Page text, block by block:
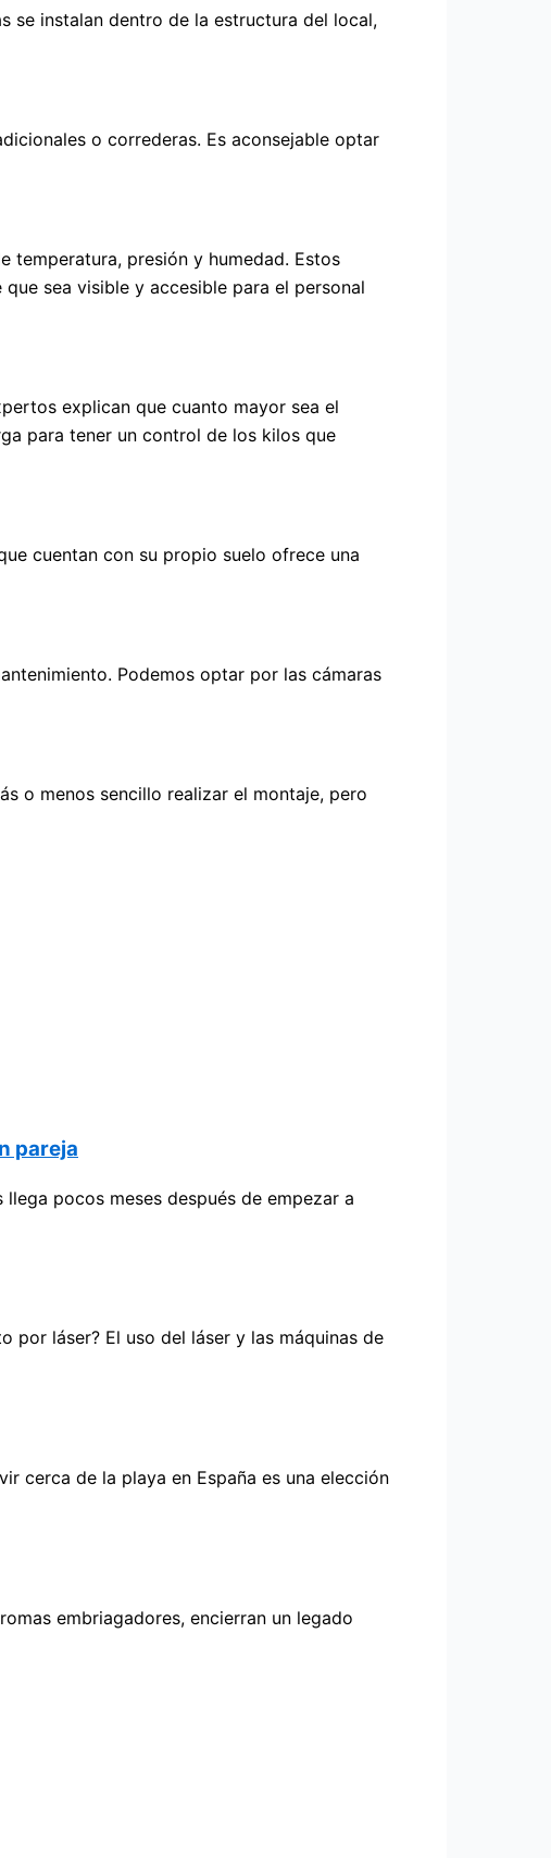
se instalan dentro de la estructura del local,
o correderas. Es aconsejable optar
temperatura, presión y humedad. Estos
sea visible y accesible para el personal
explican que cuanto mayor sea el
para tener un control de los kilos que
cuentan con su propio suelo ofrece una
Podemos optar por las cámaras
o menos sencillo realizar el montaje, pero
pareja
pocos meses después de empezar a
por láser? El uso del láser y las máquinas de
cerca de la playa en España es una elección
embriagadores, encierran un legado